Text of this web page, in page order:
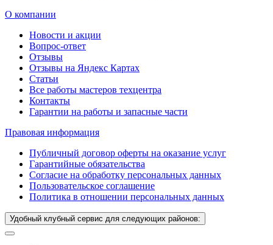
О компании
Новости и акции
Вопрос-ответ
Отзывы
Отзывы на Яндекс Картах
Статьи
Все работы мастеров техцентра
Контакты
Гарантии на работы и запасные части
Правовая информация
Публичный договор оферты на оказание услуг
Гарантийные обязательства
Согласие на обработку персональных данных
Пользовательское соглашение
Политика в отношении персональных данных
Удобный клубный сервис для следующих районов: